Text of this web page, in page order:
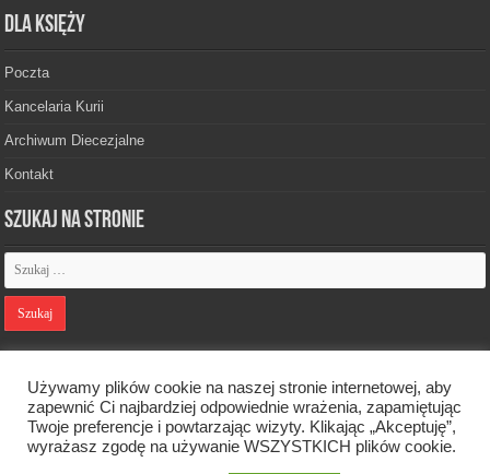
Dla księży
Poczta
Kancelaria Kurii
Archiwum Diecezjalne
Kontakt
Szukaj na stronie
Designed by Webdawid
Używamy plików cookie na naszej stronie internetowej, aby
zapewnić Ci najbardziej odpowiednie wrażenia, zapamiętując
Twoje preferencje i powtarzając wizyty. Klikając „Akceptuję”,
wyrażasz zgodę na używanie WSZYSTKICH plików cookie.